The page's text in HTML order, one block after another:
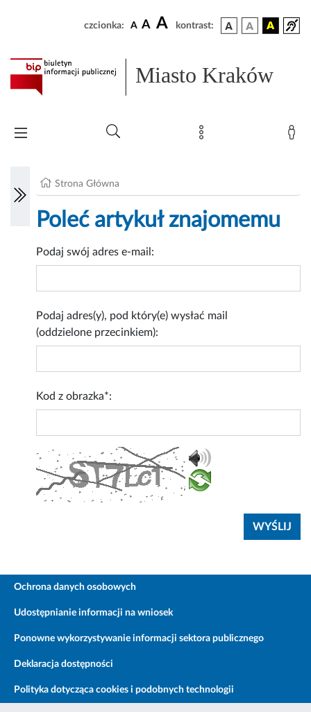
czcionka: A A A kontrast:
Miasto Kraków
Strona Główna
Poleć artykuł znajomemu
Podaj swój adres e-mail:
Podaj adres(y), pod który(e) wysłać mail
(oddzielone przecinkiem):
Kod z obrazka*:
Ochrona danych osobowych
Udostępnianie informacji na wniosek
Ponowne wykorzystywanie informacji sektora publicznego
Deklaracja dostępności
Polityka dotycząca cookies i podobnych technologii